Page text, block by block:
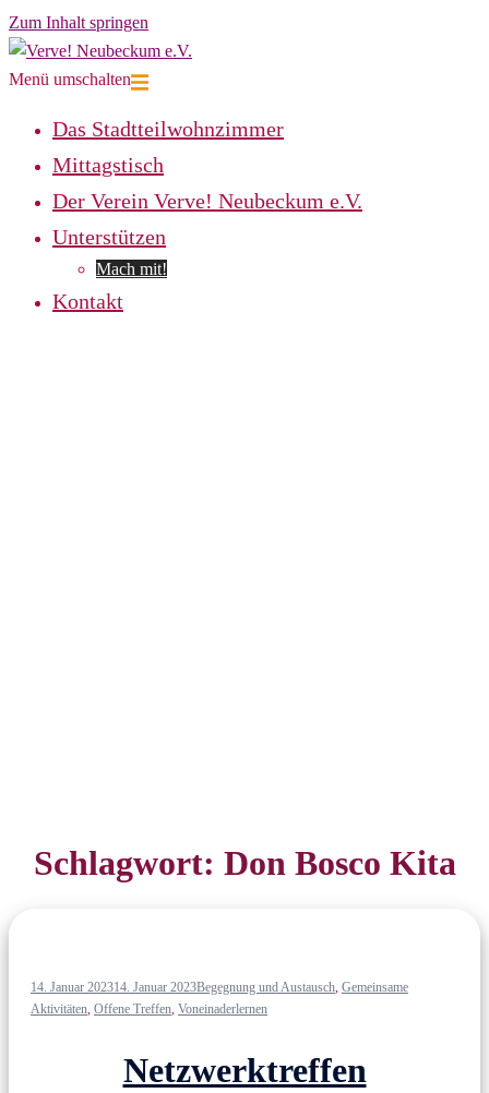
Zum Inhalt springen
Menü umschalten
Das Stadtteilwohnzimmer
Mittagstisch
Der Verein Verve! Neubeckum e.V.
Unterstützen
Mach mit!
Kontakt
Schlagwort: Don Bosco Kita
14. Januar 202314. Januar 2023Begegnung und Austausch, Gemeinsame
Aktivitäten, Offene Treffen, Voneinaderlernen
Netzwerktreffen